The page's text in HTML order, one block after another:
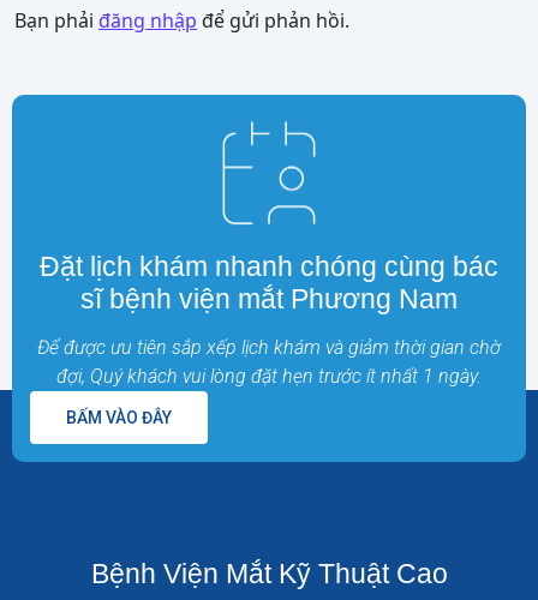
Bạn phải đăng nhập để gửi phản hồi.
Đặt lịch khám nhanh chóng cùng bác
sĩ bệnh viện mắt Phương Nam
Để được ưu tiên sắp xếp lịch khám và giảm thời gian chờ
đợi, Quý khách vui lòng đặt hẹn trước ít nhất 1 ngày.
BẤM VÀO ĐÂY
Bệnh Viện Mắt Kỹ Thuật Cao